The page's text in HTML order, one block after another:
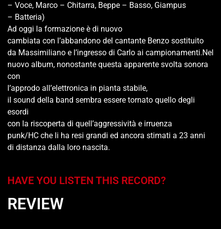
– Voce, Marco – Chitarra, Beppe – Basso, Giampus
– Batteria)
Ad oggi la formazione è di nuovo
cambiata con l’abbandono del cantante Benzo sostituito
da Massimiliano e l’ingresso di Carlo ai campionamenti.Nel
nuovo album, nonostante questa apparente svolta sonora
con
l’approdo all’elettronica in pianta stabile,
il sound della band sembra essere tornato quello degli
esordi
con la riscoperta di quell’aggressività e irruenza
punk/HC che li ha resi grandi ed ancora stimati a 23 anni
di distanza dalla loro nascita.
HAVE YOU LISTEN THIS RECORD?
REVIEW